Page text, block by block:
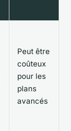
Peut être
coûteux
pour les
plans
avancés